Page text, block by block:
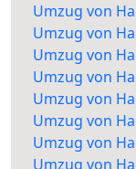
Umzug von
Umzug von
Umzug von
Umzug von
Umzug von
Umzug von
Umzug von
Umzug von